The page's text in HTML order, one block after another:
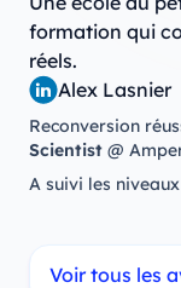
Alex Lasnier
Reconversion
Scientist @
A suivi les niveaux
formation qui
réels.
Voir tous les